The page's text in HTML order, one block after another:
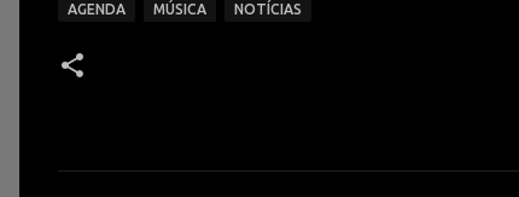
AGENDA MÚSICA NOTÍCIAS